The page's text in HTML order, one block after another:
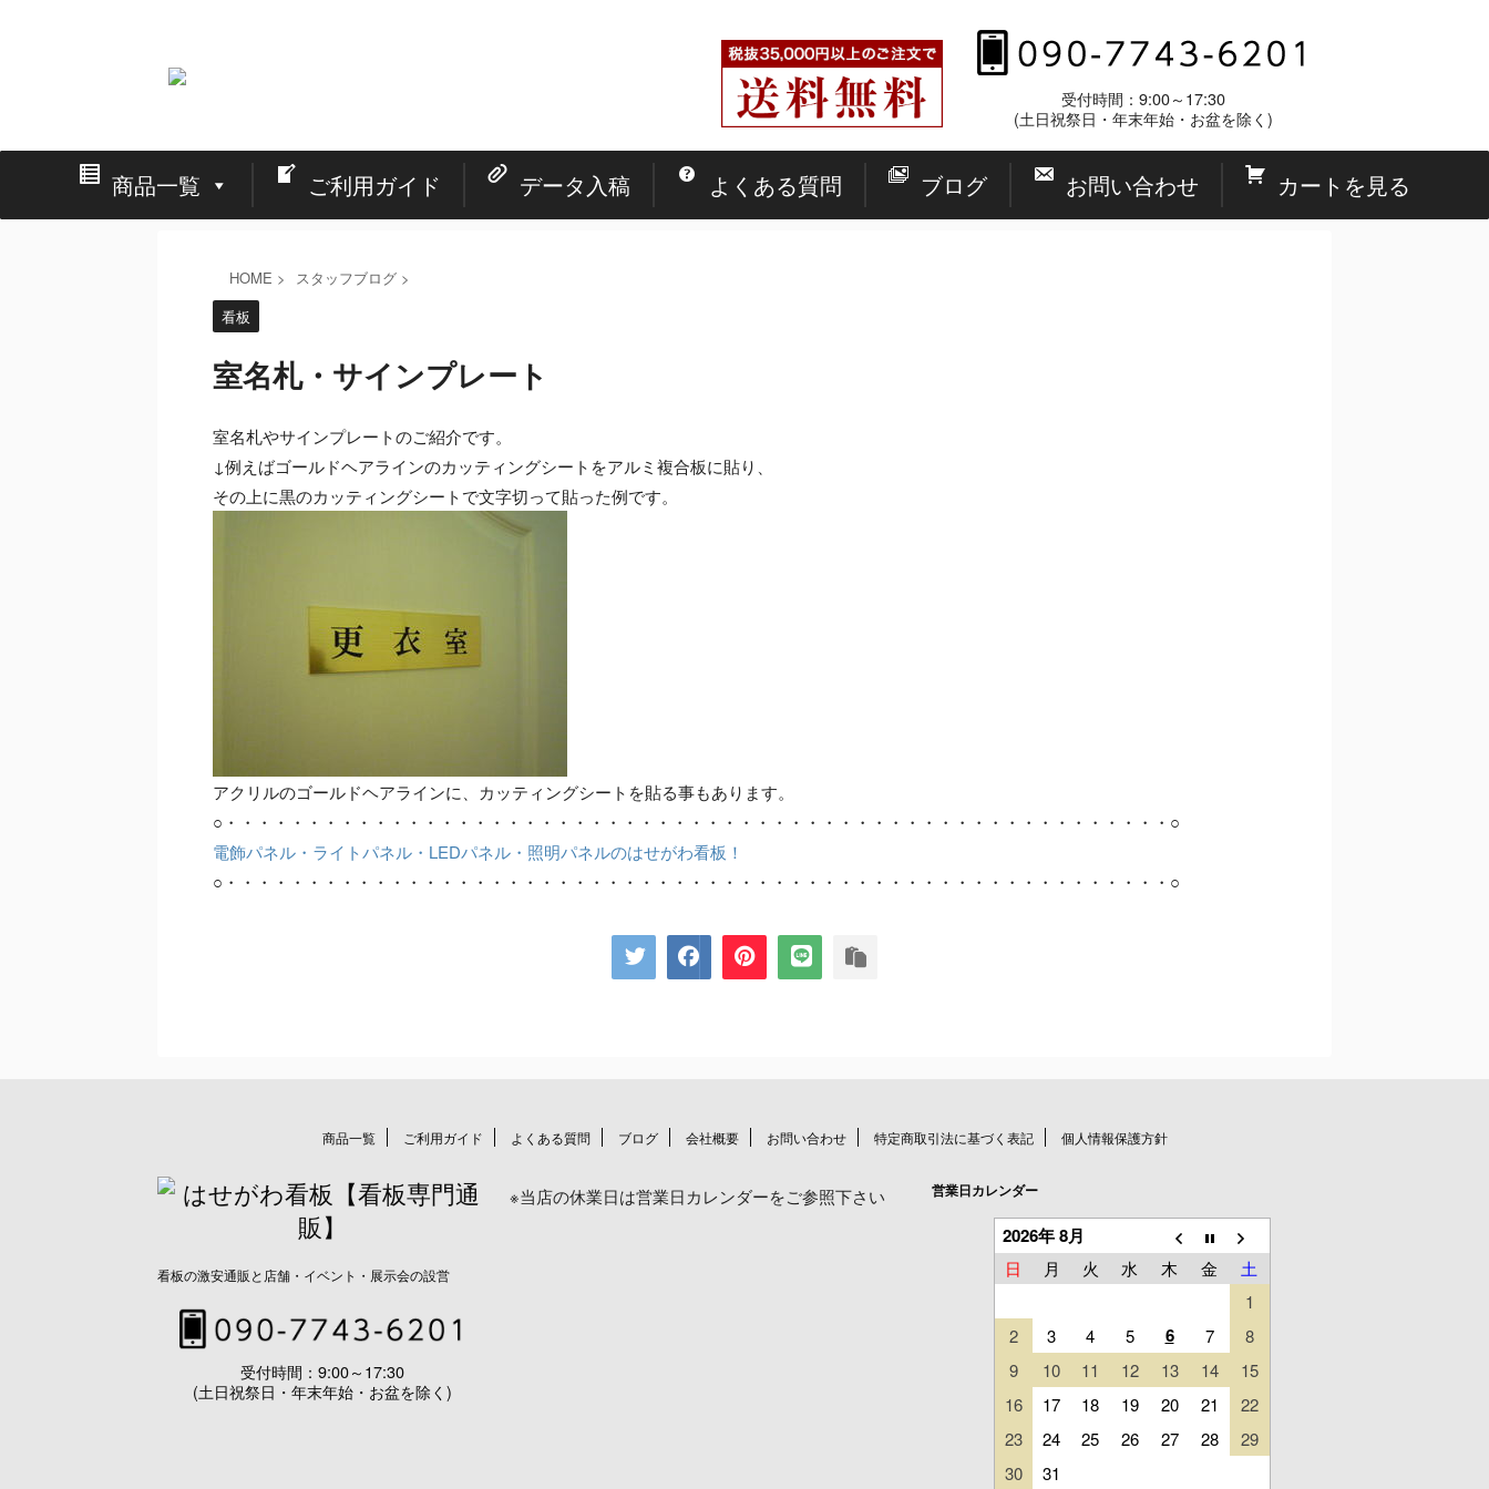
受付時間：9:00～17:30
(土日祝祭日・年末年始・お盆を除く)
商品一覧 ご利用ガイド データ入稿 よくある質問 ブログ お問い合わせ カートを見る
HOME > スタッフブログ >
看板
室名札・サインプレート
室名札やサインプレートのご紹介です。
↓例えばゴールドヘアラインのカッティングシートをアルミ複合板に貼り、
その上に黒のカッティングシートで文字切って貼った例です。
アクリルのゴールドヘアラインに、カッティングシートを貼る事もあります。
○・・・・・・・・・・・・・・・・・・・・・・・・・・・・・・・・・・・・・・・・・・・・・・・・・・・・・・・・・○
電飾パネル・ライトパネル・LEDパネル・照明パネルのはせがわ看板！
○・・・・・・・・・・・・・・・・・・・・・・・・・・・・・・・・・・・・・・・・・・・・・・・・・・・・・・・・・○
商品一覧 ご利用ガイド よくある質問 ブログ 会社概要 お問い合わせ 特定商取引法に基づく表記 個人情報保護方針
※当店の休業日は営業日カレンダーをご参照下さい 営業日カレンダー
2026年 8月
日 月 火 水 木 金
土
1
2
3 4 5 6 7
8
9
10 11 12 13 14
15
16
17 18 19 20 21
22
23
24 25 26 27 28
29
30
31
看板の激安通販と店舗・イベント・展示会の設営
受付時間：9:00～17:30
(土日祝祭日・年末年始・お盆を除く)